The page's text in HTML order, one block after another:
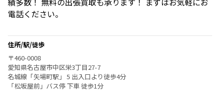
電話ください。
住所/駅/徒歩
〒460-0008
愛知県名古屋市中区栄3丁目27-7
名城線「矢場町駅」 5 出入口より徒歩4分
「松坂屋前」バス停 下車 徒歩1分